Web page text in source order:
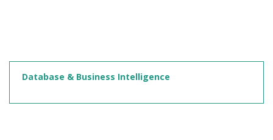
Database & Business Intelligence